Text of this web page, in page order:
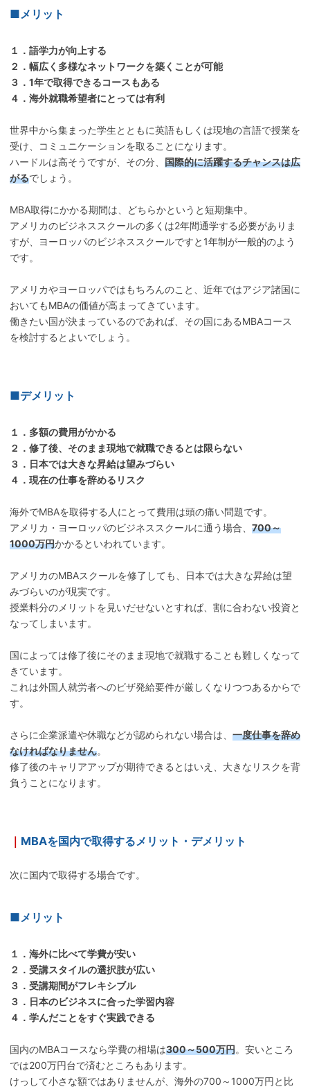
■メリット
１．語学力が向上する
２．幅広く多様なネットワークを築くことが可能
３．1年で取得できるコースもある
４．海外就職希望者にとっては有利
世界中から集まった学生とともに英語もしくは現地の言語で授業を
受け、コミュニケーションを取ることになります。
ハードルは高そうですが、その分、 国際的に活躍するチャンスは広
がるでしょう。
MBA取得にかかる期間は、どちらかというと短期集中。
アメリカのビジネススクールの多くは2年間通学する必要がありま
すが、ヨーロッパのビジネススクールですと1年制が一般的のよう
です。
アメリカやヨーロッパではもちろんのこと、近年ではアジア諸国に
おいてもMBAの価値が高まってきています。
働きたい国が決まっているのであれば、その国にあるMBAコース
を検討するとよいでしょう。
■デメリット
１．多額の費用がかかる
２．修了後、そのまま現地で就職できるとは限らない
３．日本では大きな昇給は望みづらい
４．現在の仕事を辞めるリスク
海外でMBAを取得する人にとって費用は頭の痛い問題です。
アメリカ・ヨーロッパのビジネススクールに通う場合、 700～
1000万円かかるといわれています。
アメリカのMBAスクールを修了しても、日本では大きな昇給は望
みづらいのが現実です。
授業料分のメリットを見いだせないとすれば、割に合わない投資と
なってしまいます。
国によっては修了後にそのまま現地で就職することも難しくなって
きています。
これは外国人就労者へのビザ発給要件が厳しくなりつつあるからで
す。
さらに企業派遣や休職などが認められない場合は、 一度仕事を辞め
なければなりません。
修了後のキャリアアップが期待できるとはいえ、大きなリスクを背
負うことになります。
｜ MBAを国内で取得するメリット・デメリット
次に国内で取得する場合です。
■メリット
１．海外に比べて学費が安い
２．受講スタイルの選択肢が広い
３．受講期間がフレキシブル
３．日本のビジネスに合った学習内容
４．学んだことをすぐ実践できる
国内のMBAコースなら学費の相場は300～500万円。安いところ
では200万円台で済むところもあります。
けっして小さな額ではありませんが、海外の700～1000万円と比